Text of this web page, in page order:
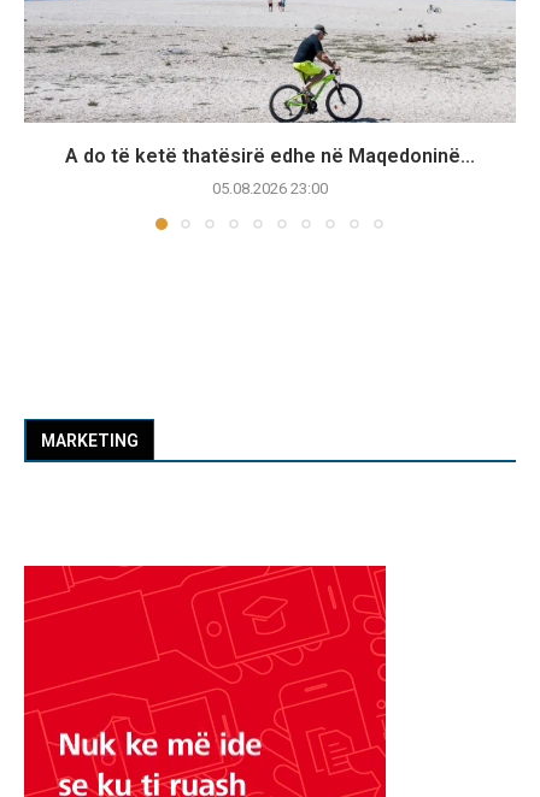
A do të ketë thatësirë edhe në Maqedoninë...
05.08.2026 23:00
MARKETING